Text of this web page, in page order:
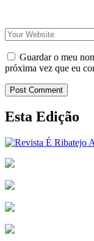
Guardar o meu
próxima vez que eu
Post Comment
Esta Edição